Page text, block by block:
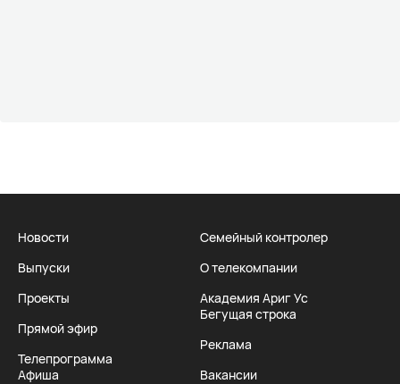
Новости
Выпуски
Проекты
Прямой эфир
Телепрограмма
Афиша
Семейный контролер
О телекомпании
Академия Ариг Ус
Бегущая строка
Реклама
Вакансии